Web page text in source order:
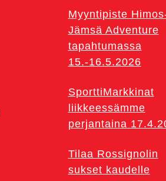
Myyntipiste
Jämsä Adventure
tapahtumassa
15.-16.5.2026
SporttiMarkkinat
liikkeessämme
perjantaina
Tilaa Rossignolin
sukset kaudelle